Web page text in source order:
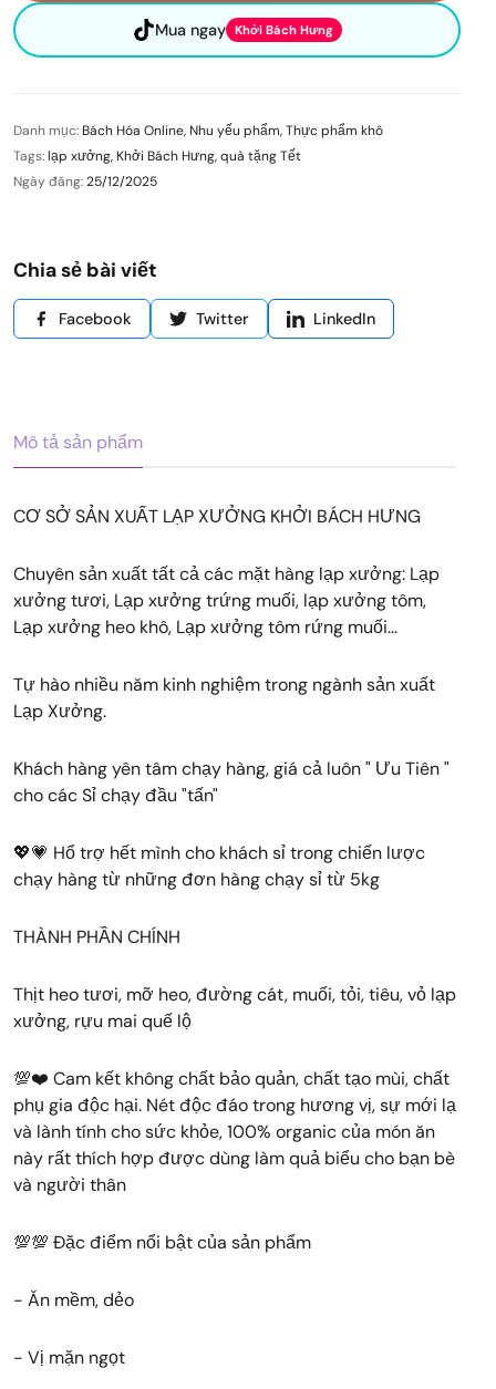
Mua ngay Khởi Bách Hưng
Danh mục: Bách Hóa Online, Nhu yếu phẩm,Thực phẩm khô
Tags:lạp xưởng, Khởi Bách Hưng,quà tặng Tết
Ngày đăng:25/12/2025
Chia sẻ bài viết
Facebook Twitter LinkedIn
Mô tả sản phẩm
CƠ SỞ SẢN XUẤT LẠP XƯỞNG KHỞI BÁCH HƯNG
Chuyên sản xuất tất cả các mặt hàng lạp xưởng: Lạp
xưởng tươi, Lạp xưởng trứng muối, lạp xưởng tôm,
Lạp xưởng heo khô, Lạp xưởng tôm rứng muối...
Tự hào nhiều năm kinh nghiệm trong ngành sản xuất
Lạp Xưởng.
Khách hàng yên tâm chạy hàng, giá cả luôn " Ưu Tiên "
cho các Sỉ chạy đầu "tấn"
💖💗 Hổ trợ hết mình cho khách sỉ trong chiến lược
chạy hàng từ những đơn hàng chạy sỉ từ 5kg
THÀNH PHẦN CHÍNH
Thịt heo tươi, mỡ heo, đường cát, muối, tỏi, tiêu, vỏ lạp
xưởng, rựu mai quế lộ
💯❤️ Cam kết không chất bảo quản, chất tạo mùi, chất
phụ gia độc hại. Nét độc đáo trong hương vị, sự mới lạ
và lành tính cho sức khỏe, 100% organic của món ăn
này rất thích hợp được dùng làm quả biểu cho bạn bè
và người thân
💯💯 Đặc điểm nổi bật của sản phẩm
- Ăn mềm, dẻo
- Vị mặn ngọt